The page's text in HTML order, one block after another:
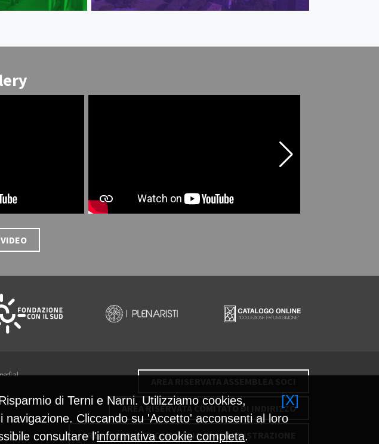
al
AREA RISERVATA COMITATO DI INDIRIZZO
AREA RISERVATA CONSIGLIO DI AMMINISTRAZIONE
[X]
di Terni e Narni. Utilizziamo cookies,
Cliccando su 'Accetto' acconsenti al loro
consultare l'informativa cookie completa.